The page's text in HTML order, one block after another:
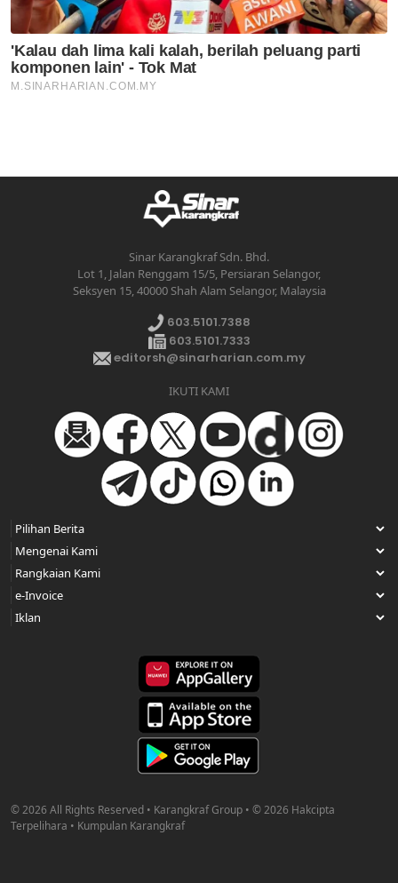
Sinar Karangkraf Sdn. Bhd.
Lot 1, Jalan Renggam 15/5, Persiaran Selangor,
Seksyen 15, 40000 Shah Alam Selangor, Malaysia
603.5101.7388
603.5101.7333
editorsh@sinarharian.com.my
IKUTI KAMI
© 2026 All Rights Reserved • Karangkraf Group • © 2026 Hakcipta
Terpelihara • Kumpulan Karangkraf